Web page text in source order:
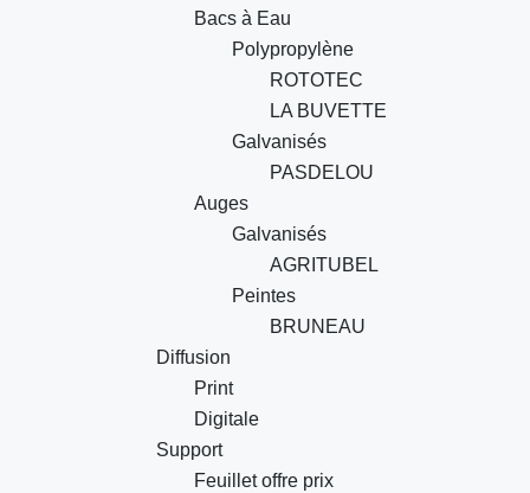
Bacs à Eau
Polypropylène
ROTOTEC
LA BUVETTE
Galvanisés
PASDELOU
Auges
Galvanisés
AGRITUBEL
Peintes
BRUNEAU
Diffusion
Print
Digitale
Support
Feuillet offre prix